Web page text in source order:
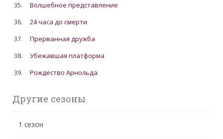
35.
Волшебное представление
36.
24 часа до смерти
37.
Прерванная дружба
38.
Убежавшая платформа
39.
Рождество Арнольда
Другие сезоны
1 сезон